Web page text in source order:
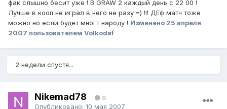
фак слышно бесит уже ! В GRAW 2 каждый день с 22 00 !
Лучше в кооп не играл в него не разу =) !!! ДЕф матч тоже
можно но если будет многт народу ! Изменено 25 апреля
2007 пользователем Volkodaf
2 недели спустя...
Nikemad78 0
Опубликовано: 10 мая 2007